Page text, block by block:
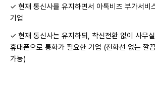
✓ 현재 통신사를 유지하면서 아톡비즈 부가서비
기업
✓ 현재 통신사는 유지하되, 착신전환 없이 사무
휴대폰으로 통화가 필요한 기업 (전화선 없는 깔
가능)